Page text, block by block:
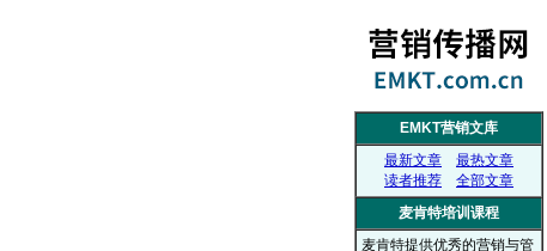
EMKT营销文库
最新文章
最热文章
读者推荐
全部文章
麦肯特培训课程
麦肯特提供优秀的营销与管